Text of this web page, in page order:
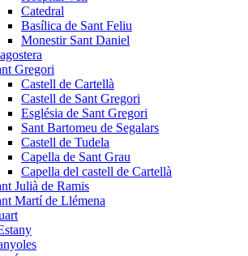
Catedral
Basílica de Sant Feliu
Monestir Sant Daniel
Gregori
Castell de Cartellà
Castell de Sant Gregori
Església de Sant Gregori
Sant Bartomeu de Segalars
Castell de Tudela
Capella de Sant Grau
Capella del castell de Cartellà
Julià de Ramis
Martí de Llémena